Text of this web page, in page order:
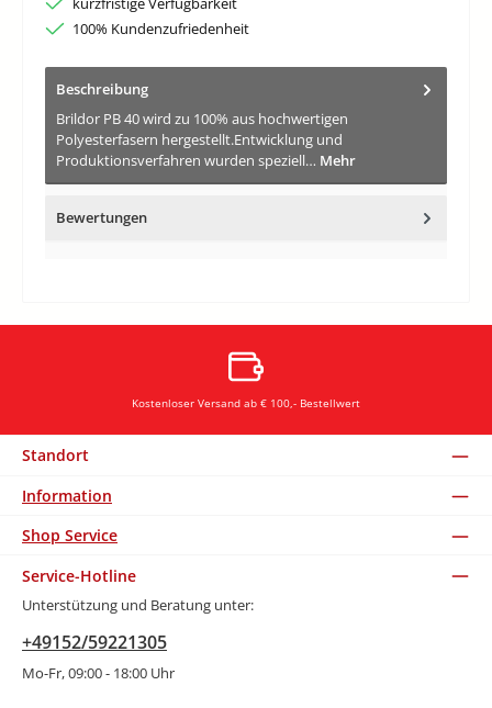
100% Kundenzufriedenheit
Beschreibung
Brildor PB 40 wird zu 100% aus hochwertigen
Polyesterfasern hergestellt.Entwicklung und
Produktionsverfahren wurden speziell… Mehr
Bewertungen
Kostenloser Versand ab € 100,- Bestellwert
Standort
Information
Shop Service
Service-Hotline
Unterstützung und Beratung unter:
+49152/59221305
Mo-Fr, 09:00 - 18:00 Uhr